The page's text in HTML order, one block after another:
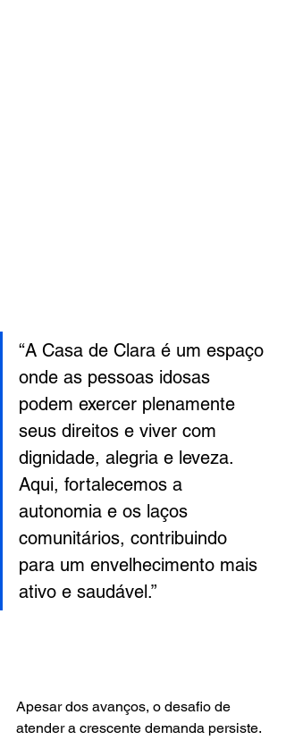
“A Casa de Clara é um espaço
onde as pessoas idosas
podem exercer plenamente
seus direitos e viver com
dignidade, alegria e leveza.
Aqui, fortalecemos a
autonomia e os laços
comunitários, contribuindo
para um envelhecimento mais
ativo e saudável.”
Apesar dos avanços, o desafio de
atender a crescente demanda persiste.